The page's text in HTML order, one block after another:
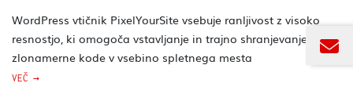
WordPress vtičnik PixelYourSite vsebuje ranljivost z visoko
resnostjo, ki omogoča vstavljanje in trajno shranjevanje
zlonamerne kode v vsebino spletnega mesta
VEČ